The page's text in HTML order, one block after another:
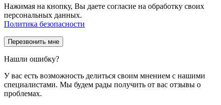
Нажимая на кнопку, Вы даете согласие на обработку своих
персональных данных.
Политика безопасности
Нашли ошибку?
У вас есть возможность делиться своим мнением с нашими
специалистами. Мы будем рады получить от вас отзывы о
проблемах.